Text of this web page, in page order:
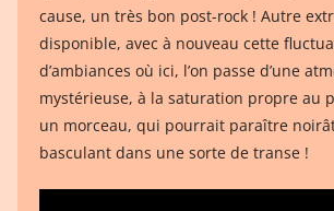
cause, un très bon post-rock ! Autre
disponible, avec à nouveau cette
d’ambiances où ici, l’on passe d’une
mystérieuse, à la saturation propre au
un morceau, qui pourrait paraître
basculant dans une sorte de transe !